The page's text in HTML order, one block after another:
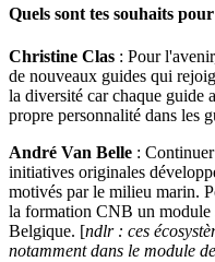
Quels sont tes souhaits
Christine Clas : Pour
de nouveaux guides qui
la diversité car chaque guide
propre personnalité dans les
André Van Belle :
initiatives originales
motivés par le milieu marin.
la formation CNB un module
Belgique. [ndlr : ces
notamment dans le module